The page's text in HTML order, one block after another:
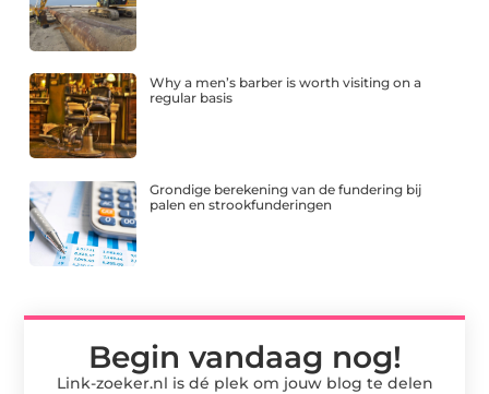
Why a men’s barber is worth visiting on a
regular basis
Grondige berekening van de fundering bij
palen en strookfunderingen
Begin vandaag nog!
Link-zoeker.nl is dé plek om jouw blog te delen